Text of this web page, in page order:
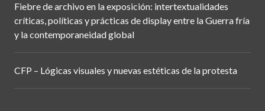
Fiebre de archivo en la exposición: intertextualidades
críticas, políticas y prácticas de display entre la Guerra fría
y la contemporaneidad global
CFP – Lógicas visuales y nuevas estéticas de la protesta